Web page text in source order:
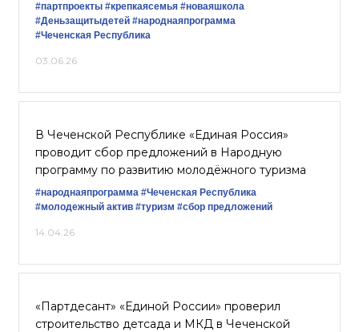
#партпроекты #крепкаясемья #новаяшкола
#Деньзащитыдетей #народнаяпрограмма
#Чеченская Республика
03.06.26
В Чеченской Республике «Единая Россия»
проводит сбор предложений в Народную
программу по развитию молодёжного туризма
#народнаяпрограмма #Чеченская Республика
#молодежный актив #туризм #сбор предложений
14.04.26
«Партдесант» «Единой России» проверил
строительство детсада и МКД в Чеченской